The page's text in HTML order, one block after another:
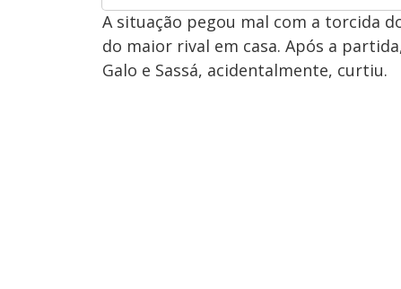
A situação pegou mal com a torcida
do maior rival em casa. Após a
Galo e Sassá, acidentalmente, curtiu.